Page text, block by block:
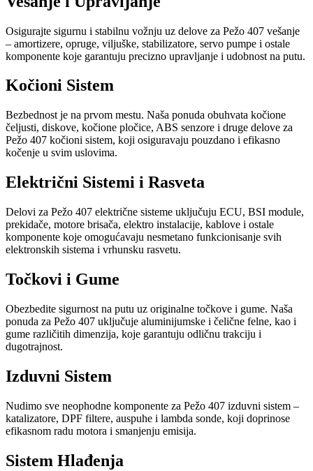
Osigurajte sigurnu i stabilnu vožnju uz delove za Pežo 407 vešanje
– amortizere, opruge, viljuške, stabilizatore, servo pumpe i ostale
komponente koje garantuju precizno upravljanje i udobnost na putu.
Kočioni Sistem
Bezbednost je na prvom mestu. Naša ponuda obuhvata kočione
čeljusti, diskove, kočione pločice, ABS senzore i druge delove za
Pežo 407 kočioni sistem, koji osiguravaju pouzdano i efikasno
kočenje u svim uslovima.
Električni Sistemi i Rasveta
Delovi za Pežo 407 električne sisteme uključuju ECU, BSI module,
prekidače, motore brisača, elektro instalacije, kablove i ostale
komponente koje omogućavaju nesmetano funkcionisanje svih
elektronskih sistema i vrhunsku rasvetu.
Točkovi i Gume
Obezbedite sigurnost na putu uz originalne točkove i gume. Naša
ponuda za Pežo 407 uključuje aluminijumske i čelične felne, kao i
gume različitih dimenzija, koje garantuju odličnu trakciju i
dugotrajnost.
Izduvni Sistem
Nudimo sve neophodne komponente za Pežo 407 izduvni sistem –
katalizatore, DPF filtere, auspuhe i lambda sonde, koji doprinose
efikasnom radu motora i smanjenju emisija.
Sistem Hlađenja